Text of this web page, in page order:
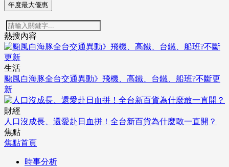
年度最大優惠
熱搜內容
生活
颱風白海豚全台交通異動》飛機、高鐵、台鐵、船班?不斷更
新
財經
人口沒成長、還愛赴日血拼！全台新百貨為什麼敢一直開？
焦點
焦點首頁
時事分析